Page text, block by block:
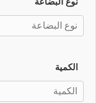
الكمية